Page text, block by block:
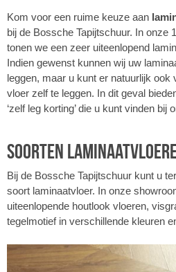
Kom voor een ruime keuze aan
bij de Bossche Tapijtschuur. In onze
tonen we een zeer uiteenlopend
Indien gewenst kunnen wij uw
leggen, maar u kunt er natuurlijk
vloer zelf te leggen. In dit geval
‘zelf leg korting’ die u kunt vinden bij
Soorten
Bij de Bossche Tapijtschuur kunt u
soort laminaatvloer. In onze
uiteenlopende houtlook vloeren,
tegelmotief in verschillende kleuren